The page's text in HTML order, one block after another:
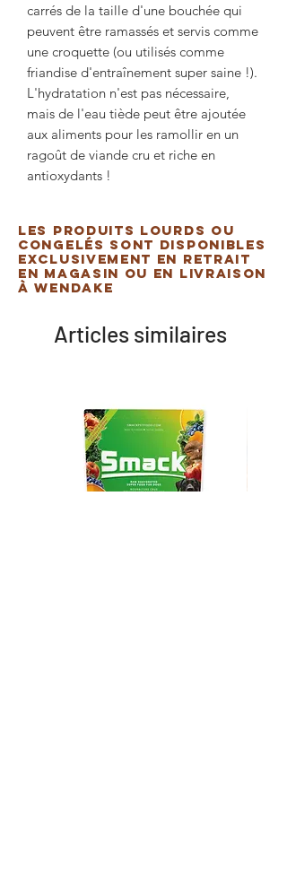
carrés de la taille d'une bouchée qui
peuvent être ramassés et servis comme
une croquette (ou utilisés comme
friandise d'entraînement super saine !).
L'hydratation n'est pas nécessaire,
mais de l'eau tiède peut être ajoutée
aux aliments pour les ramollir en un
ragoût de viande cru et riche en
antioxydants !
Les produits lourds ou
congelés sont disponibles
exclusivement en retrait
en magasin ou en livraison
à Wendake
Articles similaires